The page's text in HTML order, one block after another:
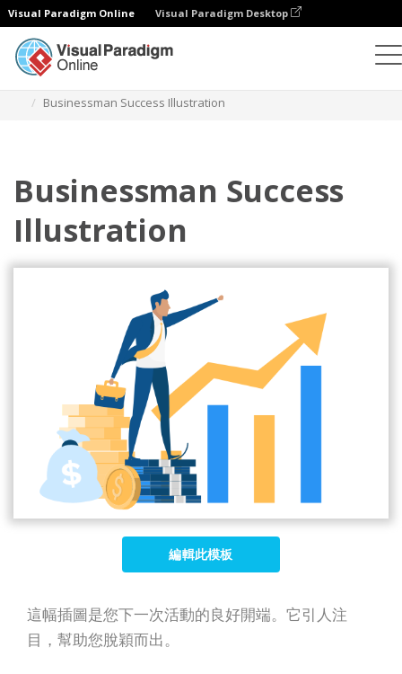
Visual Paradigm Online Visual Paradigm Desktop
Businessman Success Illustration
Businessman Success
Illustration
編輯此模板
這幅插圖是您下一次活動的良好開端。它引人注
目，幫助您脫穎而出。